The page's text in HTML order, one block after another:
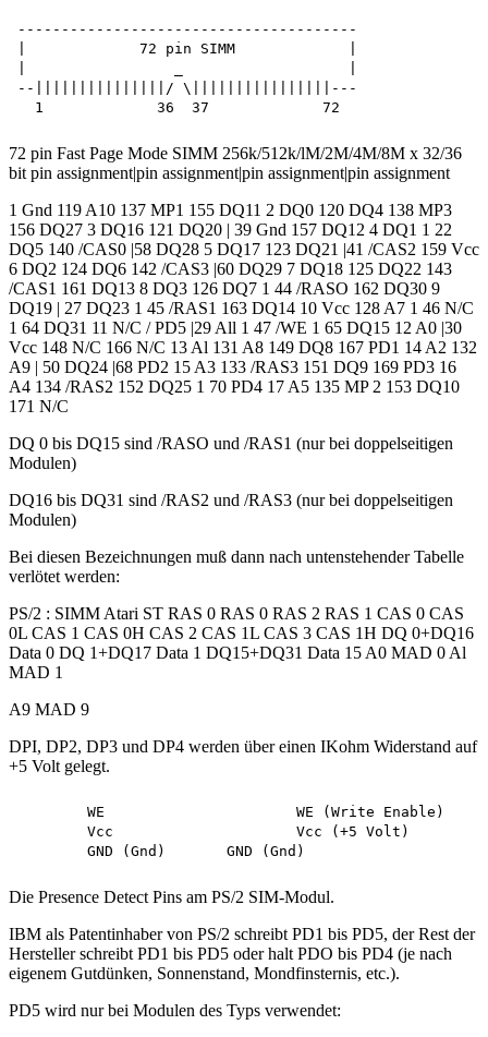
---------------------------------------
|             72 pin SIMM             |
--|||||||||||||||/ \||||||||||||||||---
72 pin Fast Page Mode SIMM 256k/512k/lM/2M/4M/8M x 32/36
bit pin assignment|pin assignment|pin assignment|pin assignment
1 Gnd 119 A10 137 MP1 155 DQ11 2 DQ0 120 DQ4 138 MP3
156 DQ27 3 DQ16 121 DQ20 | 39 Gnd 157 DQ12 4 DQ1 1 22
DQ5 140 /CAS0 |58 DQ28 5 DQ17 123 DQ21 |41 /CAS2 159 Vcc
6 DQ2 124 DQ6 142 /CAS3 |60 DQ29 7 DQ18 125 DQ22 143
/CAS1 161 DQ13 8 DQ3 126 DQ7 1 44 /RASO 162 DQ30 9
DQ19 | 27 DQ23 1 45 /RAS1 163 DQ14 10 Vcc 128 A7 1 46 N/C
1 64 DQ31 11 N/C / PD5 |29 All 1 47 /WE 1 65 DQ15 12 A0 |30
Vcc 148 N/C 166 N/C 13 Al 131 A8 149 DQ8 167 PD1 14 A2 132
A9 | 50 DQ24 |68 PD2 15 A3 133 /RAS3 151 DQ9 169 PD3 16
A4 134 /RAS2 152 DQ25 1 70 PD4 17 A5 135 MP 2 153 DQ10
171 N/C
DQ 0 bis DQ15 sind /RASO und /RAS1 (nur bei doppelseitigen
Modulen)
DQ16 bis DQ31 sind /RAS2 und /RAS3 (nur bei doppelseitigen
Modulen)
Bei diesen Bezeichnungen muß dann nach untenstehender Tabelle
verlötet werden:
PS/2 : SIMM Atari ST RAS 0 RAS 0 RAS 2 RAS 1 CAS 0 CAS
0L CAS 1 CAS 0H CAS 2 CAS 1L CAS 3 CAS 1H DQ 0+DQ16
Data 0 DQ 1+DQ17 Data 1 DQ15+DQ31 Data 15 A0 MAD 0 Al
MAD 1
A9 MAD 9
DPI, DP2, DP3 und DP4 werden über einen IKohm Widerstand auf
+5 Volt gelegt.
Die Presence Detect Pins am PS/2 SIM-Modul.
IBM als Patentinhaber von PS/2 schreibt PD1 bis PD5, der Rest der
Hersteller schreibt PD1 bis PD5 oder halt PDO bis PD4 (je nach
eigenem Gutdünken, Sonnenstand, Mondfinsternis, etc.).
PD5 wird nur bei Modulen des Typs verwendet: